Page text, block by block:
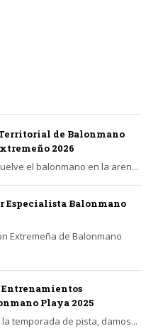
de Balonmano
2026
el balonmano en la aren...
Especialista Balonmano
Extremeña de Balonmano
Entrenamientos
Playa 2025
temporada de pista, damos...